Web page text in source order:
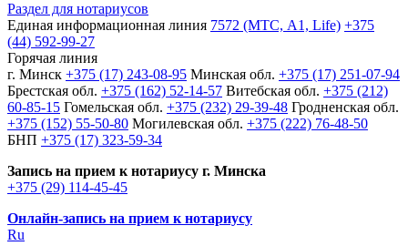
Раздел для нотариусов
Единая информационная линия 7572 (МТС, A1, Life) +375
(44) 592-99-27
Горячая линия
г. Минск +375 (17) 243-08-95 Минская обл. +375 (17) 251-07-94
Брестская обл. +375 (162) 52-14-57 Витебская обл. +375 (212)
60-85-15 Гомельская обл. +375 (232) 29-39-48 Гродненская обл.
+375 (152) 55-50-80 Могилевская обл. +375 (222) 76-48-50
БНП +375 (17) 323-59-34
Запись на прием к нотариусу г. Минска
+375 (29) 114-45-45
Онлайн-запись на прием к нотариусу
Ru